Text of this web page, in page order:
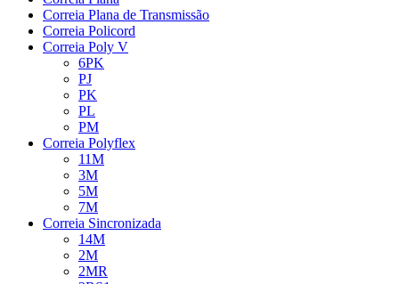
Correia Plana de Transmissão
Correia Policord
Correia Poly V
6PK
PJ
PK
PL
PM
Correia Polyflex
11M
3M
5M
7M
Correia Sincronizada
14M
2M
2MR